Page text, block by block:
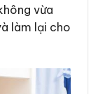
vừa
làm lại cho